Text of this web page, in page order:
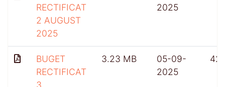
RECTIFICAT
2 AUGUST
2025
2025
BUGET
RECTIFICAT
3
3.23 MB
05-09-
2025